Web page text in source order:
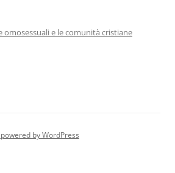
omosessuali e le comunità cristiane
by WordPress